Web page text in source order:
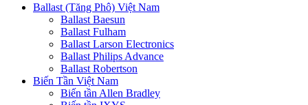
Ballast (Tăng Phô) Việt Nam
Ballast Baesun
Ballast Fulham
Ballast Larson Electronics
Ballast Philips Advance
Ballast Robertson
Biến Tần Việt Nam
Biến tần Allen Bradley